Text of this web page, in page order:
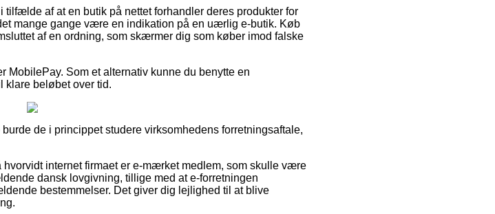
af at en butik på nettet forhandler deres produkter for
mange gange være en indikation på en uærlig e-butik. Køb
af en ordning, som skærmer dig som køber imod falske
MobilePay. Som et alternativ kunne du benytte en
klare beløbet over tid.
de i princippet studere virksomhedens forretningsaftale,
internet firmaet er e-mærket medlem, som skulle være
dansk lovgivning, tillige med at e-forretningen
bestemmelser. Det giver dig lejlighed til at blive